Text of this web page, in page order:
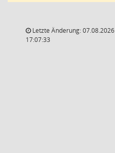
Letzte Änderung: 07.08.2026
17:07:33